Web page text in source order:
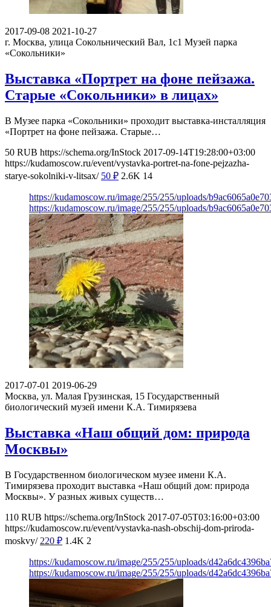
2017-09-08 2021-10-27
г. Москва, улица Сокольнический Вал, 1с1 Музей парка
«Сокольники»
Выставка «Портрет на фоне пейзажа.
Старые «Сокольники» в лицах»
В Музее парка «Сокольники» проходит выставка-инсталляция
«Портрет на фоне пейзажа. Старые…
50 RUB https://schema.org/InStock 2017-09-14T19:28:00+03:00
https://kudamoscow.ru/event/vystavka-portret-na-fone-pejzazha-
starye-sokolniki-v-litsax/ 50 ₽ 2.6K 14
https://kudamoscow.ru/image/255/255/uploads/
https://kudamoscow.ru/image/255/255/uploads/
2017-07-01 2019-06-29
Москва, ул. Малая Грузинская, 15 Государственный
биологический музей имени К.А. Тимирязева
Выставка «Наш общий дом: природа
Москвы»
В Государственном биологическом музее имени К.А.
Тимирязева проходит выставка «Наш общий дом: природа
Москвы». У разных живых существ…
110 RUB https://schema.org/InStock 2017-07-05T03:16:00+03:00
https://kudamoscow.ru/event/vystavka-nash-obschij-dom-priroda-
moskvy/ 220 ₽ 1.4K 2
https://kudamoscow.ru/image/255/255/uploads/
https://kudamoscow.ru/image/255/255/uploads/